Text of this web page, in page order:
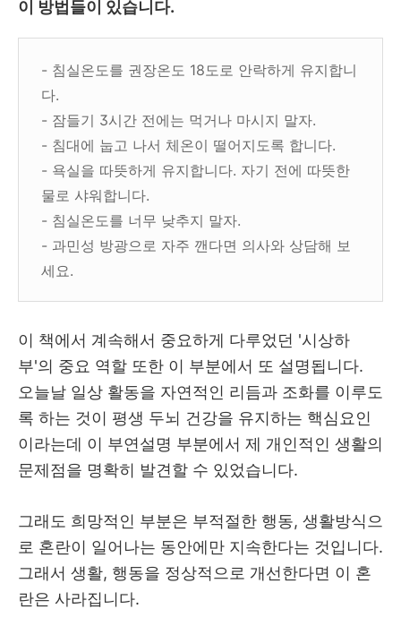
이 방법들이 있습니다.
- 침실온도를 권장온도 18도로 안락하게 유지합니
다.
- 잠들기 3시간 전에는 먹거나 마시지 말자.
- 침대에 눕고 나서 체온이 떨어지도록 합니다.
- 욕실을 따뜻하게 유지합니다. 자기 전에 따뜻한
물로 샤워합니다.
- 침실온도를 너무 낮추지 말자.
- 과민성 방광으로 자주 깬다면 의사와 상담해 보
세요.
이 책에서 계속해서 중요하게 다루었던 '시상하
부'의 중요 역할 또한 이 부분에서 또 설명됩니다.
오늘날 일상 활동을 자연적인 리듬과 조화를 이루도
록 하는 것이 평생 두뇌 건강을 유지하는 핵심요인
이라는데 이 부연설명 부분에서 제 개인적인 생활의
문제점을 명확히 발견할 수 있었습니다.
그래도 희망적인 부분은 부적절한 행동, 생활방식으
로 혼란이 일어나는 동안에만 지속한다는 것입니다.
그래서 생활, 행동을 정상적으로 개선한다면 이 혼
란은 사라집니다.